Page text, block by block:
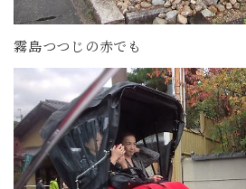
霧島つつじの赤でも